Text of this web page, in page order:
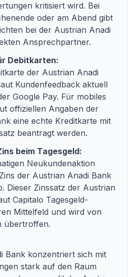
kritisiert wird. Bei
oder am Abend gibt
bei der Austrian Anadi
Ansprechpartner.
Debitkarten:
der Austrian Anadi
Kundenfeedback aktuell
Google Pay. Für mobiles
offiziellen Angaben der
eine echte Kreditkarte mit
beantragt werden.
beim Tagesgeld:
Neukundenaktion
der Austrian Anadi Bank
Dieser Zinssatz der Austrian
Capitalo Tagesgeld-
Mittelfeld und wird von
übertroffen.
Bank konzentriert sich mit
stark auf den Raum